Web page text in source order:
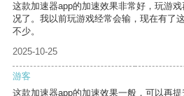
这款加速器app的加速效果非常好，玩游
况了。我以前玩游戏经常会输，现在有了
不少。
2025-10-25
游客
这款加速器app的加速效果一般，可以再